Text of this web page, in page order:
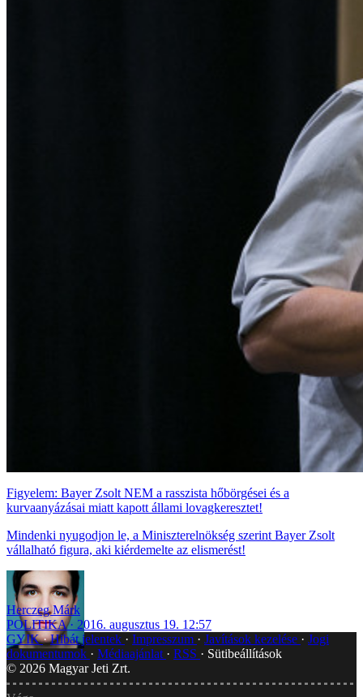
Figyelem: Bayer Zsolt NEM a rasszista hőbörgései és a
kurvaanyázásai miatt kapott állami lovagkeresztet!
Mindenki nyugodjon le, a Miniszterelnökség szerint Bayer Zsolt
vállalható figura, aki kiérdemelte az elismerést!
Herczeg Márk
POLITIKA
2016. augusztus 19. 12:57
GYIK Hibát jelentek Impresszum Javítások kezelése
Jogi
dokumentumok
Médiaajánlat RSS
Sütibeállítások
© 2026 Magyar Jeti Zrt.